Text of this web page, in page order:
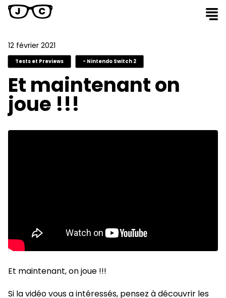
12 février 2021
Tests et Previews - Nintendo Switch 2
Et maintenant on
joue !!!
Et maintenant, on joue !!!
Si la vidéo vous a intéressés, pensez à découvrir les